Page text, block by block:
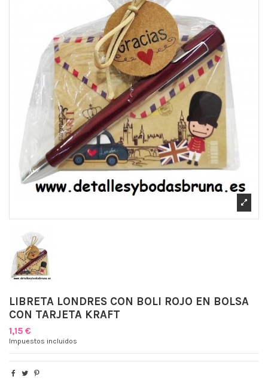
LIBRETA LONDRES CON BOLI ROJO EN BOLSA
CON TARJETA KRAFT
1,15 €
Impuestos incluidos